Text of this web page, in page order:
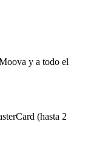
y a todo el
(hasta 2